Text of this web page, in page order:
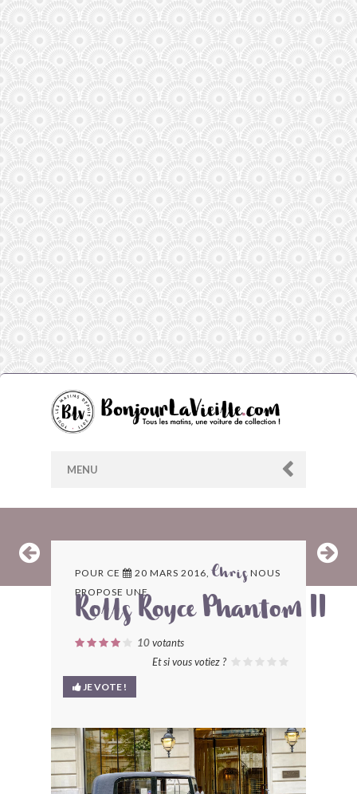
MENU
ARCHIVES
LES CONTRIBUTEURS
LE BLOG
BONJOURLAVIEILLE ?
MODÈLES ET MARQUES
POUR CE 20 MARS 2016,Chris NOUS
PROPOSE UNE
Rolls Royce Phantom II
10votants
Et si vous votiez ?
JE VOTE !